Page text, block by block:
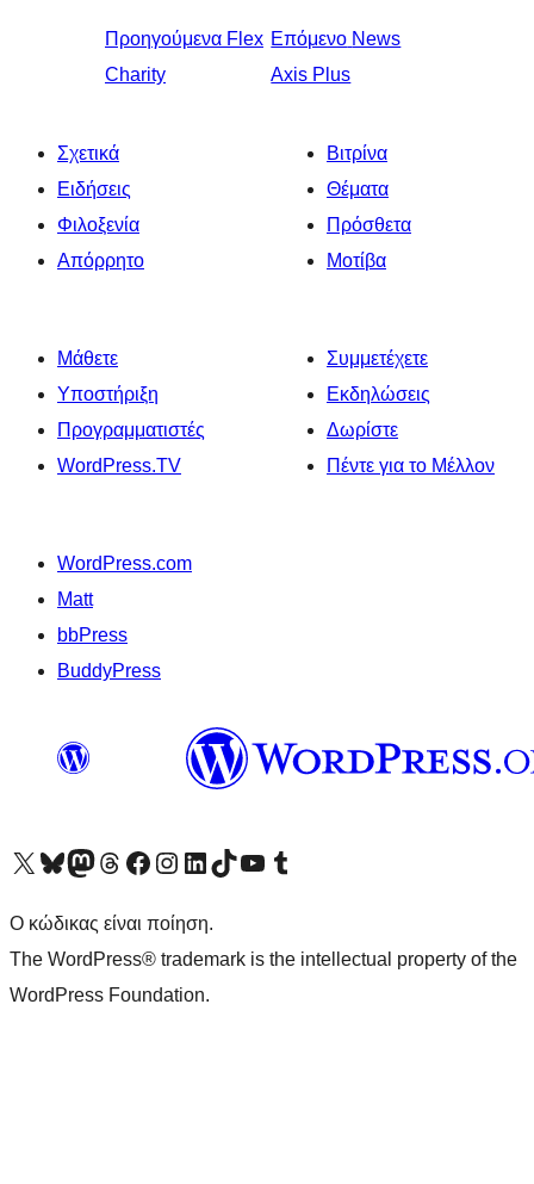
Προηγούμενα Flex
Charity
Επόμενο News
Axis Plus
Σχετικά
Ειδήσεις
Φιλοξενία
Απόρρητο
Βιτρίνα
Θέματα
Πρόσθετα
Μοτίβα
Μάθετε
Υποστήριξη
Προγραμματιστές
WordPress.TV
Συμμετέχετε
Εκδηλώσεις
Δωρίστε
Πέντε για το Μέλλον
WordPress.com
Matt
bbPress
BuddyPress
Visit our X (formerly Twitter) account
Visit our Bluesky account
Επισκεφθείτε τον λογαριασμό μας στο Mastodon
Visit our Threads account
Επισκεφτείτε τη σελίδα μας στο Facebook
Επισκεφθείτε τον λογαριασμό μας Instagram
Επισκεφθείτε τον λογαριασμό μας LinkedIn
Visit our TikTok account
Visit our YouTube channel
Visit our Tumblr account
Ο κώδικας είναι ποίηση.
The WordPress® trademark is the intellectual property of the
WordPress Foundation.